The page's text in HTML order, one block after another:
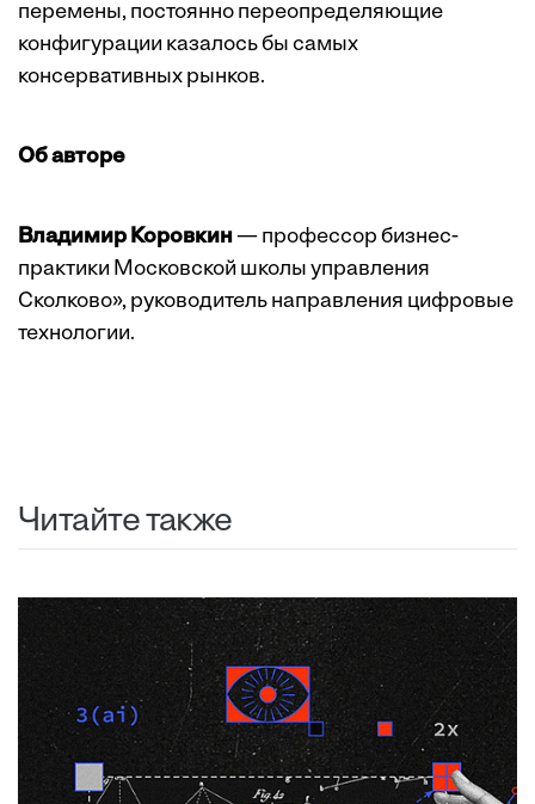
перемены, постоянно переопределяющие
конфигурации казалось бы самых
консервативных рынков.
Об авторе
Владимир Коровкин— профессор бизнес-
практики Московской школы управления
Сколково», руководитель направления цифровые
технологии.
Читайте также